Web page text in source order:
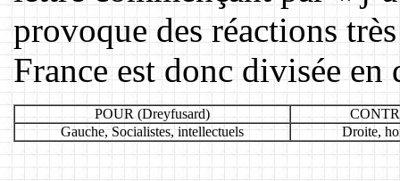
provoque des réactions
France est donc divisée
POUR (Dreyfusard)
Gauche, Socialistes, intellectuels
Droite,